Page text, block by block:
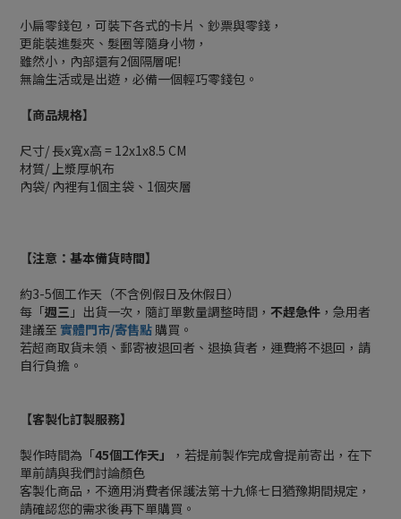
小扁零錢包，可裝下各式的卡片、鈔票與零錢，
更能裝進髮夾、髮圈等隨身小物，
雖然小，內部還有2個隔層呢!
無論生活或是出遊，必備一個輕巧零錢包。
【商品規格】
尺寸/ 長x寬x高 = 12x1x8.5 CM
材質/ 上漿厚帆布
內袋/ 內裡有1個主袋、1個夾層
【注意：基本備貨時間】
約3-5個工作天（不含例假日及休假日）
每「週三 」出貨一次，隨訂單數量調整時間， 不趕急件 ，急用者
建議至 實體門市/寄售點 購買。
若超商取貨未領、郵寄被退回者、退換貨者，運費將不退回，請
自行負擔。
【客製化訂製服務】
製作時間為「45個工作天」
，若提前製作完成會提前寄出，在下
單前請與我們討論顏色
客製化商品，不適用消費者保護法第十九條七日猶豫期間規定，
請確認您的需求後再下單購買。